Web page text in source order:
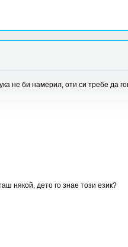
не би намерил, оти си требе да
някой, дето го знае този език?